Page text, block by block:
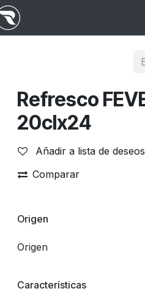
Refresco
20clx24
Añadir a lista de deseos
Comparar
Origen
Origen
Características